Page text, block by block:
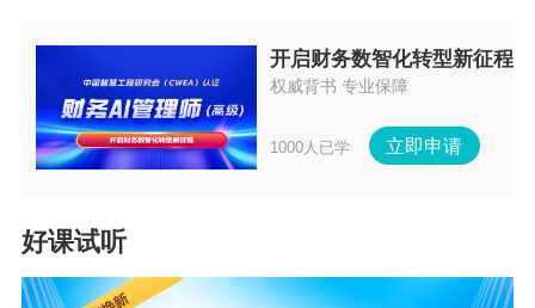
而要求个人缴纳个人所得税。例如，销售经理代
收销售款，如果没有明确的代收款协议，税务机
关可能会误判该款项为销售经理的个人收入，要
求其缴纳个人所得税。
但如果公司与个人账户持有人签订了明确的代收
开启财务数智化转型新征程
权威背书 专业保障
1000人已学 立即申请
好课试听